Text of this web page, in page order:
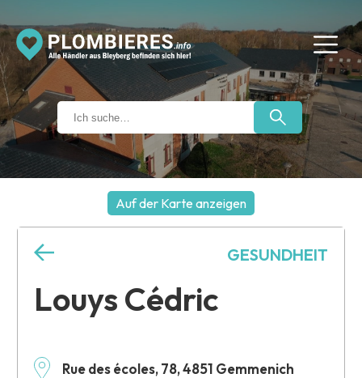
Auf der Karte anzeigen
Louys Cédric
Rue des écoles, 78, 4851 Gemmenich
GESUNDHEIT
+
−